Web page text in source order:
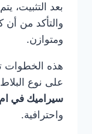
بعد التثبيت،
والتأكد من
ومتوازن.
هذه الخطوات
على نوع
سيراميك في ام
واحترافية.